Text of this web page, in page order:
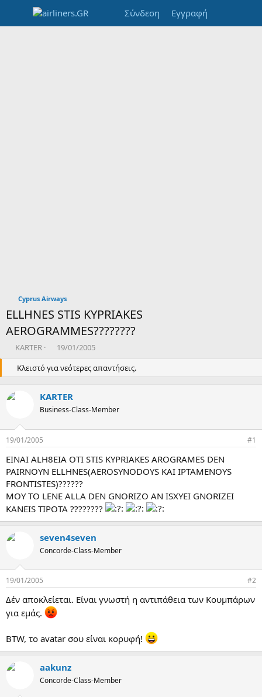
Σύνδεση Εγγραφή
Cyprus Airways
ELLHNES STIS KYPRIAKES
AEROGRAMMES????????
T
e
d
a
r
e
r
KARTER
Η
ε
ρ
μ
η
ί
η
μ
ι
ο
υ
ρ
ί
α
19/01/2005
Κλειστό για νεότερες απαντήσεις.
KARTER
Business-Class-Member
19/01/2005 #1
EINAI ALH8EIA OTI STIS KYPRIAKES AROGRAMES DEN
PAIRNOYN ELLHNES(AEROSYNODOYS KAI IPTAMENOYS
FRONTISTES)??????
MOY TO LENE ALLA DEN GNORIZO AN ISXYEI GNORIZEI
KANEIS TIPOTA ????????
seven4seven
Concorde-Class-Member
19/01/2005 #2
Δέν αποκλείεται. Είναι γνωστή η αντιπάθεια των Κουμπάρων
για εμάς.
BTW, το avatar σου είναι κορυφή!
aakunz
Concorde-Class-Member